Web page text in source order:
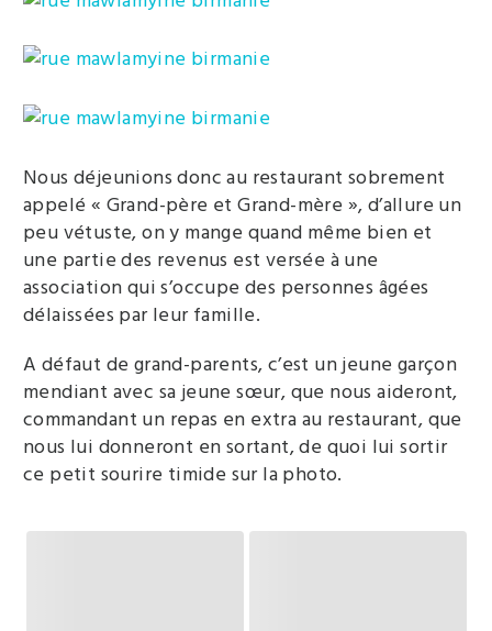
Nous déjeunions donc au restaurant sobrement
appelé « Grand-père et Grand-mère », d’allure un
peu vétuste, on y mange quand même bien et
une partie des revenus est versée à une
association qui s’occupe des personnes âgées
délaissées par leur famille.
A défaut de grand-parents, c’est un jeune garçon
mendiant avec sa jeune sœur, que nous aideront,
commandant un repas en extra au restaurant, que
nous lui donneront en sortant, de quoi lui sortir
ce petit sourire timide sur la photo.